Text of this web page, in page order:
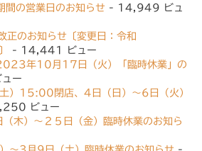
間の営業日のお知らせ - 14,949 ビュ
正のお知らせ〔変更日：令和
- 14,441 ビュー
年10月17日（火）「臨時休業」の
ー
）15:00閉店、4日（日）〜6日（火）
ビュー
（木）〜２５日（金）臨時休業のお知ら